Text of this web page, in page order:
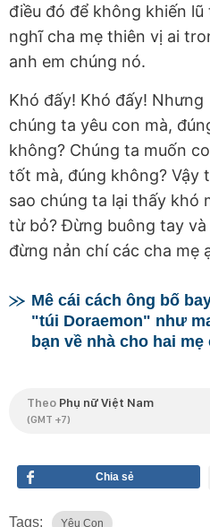
điều đó để không khiến lũ
nghĩ cha mẹ thiên vị ai
anh em chúng nó.
Khó đấy! Khó đấy! Nhưng
chúng ta yêu con mà,
không? Chúng ta muốn
tốt mà, đúng không? Vậy
sao chúng ta lại thấy khó
từ bỏ? Đừng buông tay và
đừng nản chí các cha mẹ
Mê cái cách ông bố
"túi Doraemon" như
bạn về nhà cho hai mẹ
Theo Phụ nữ Việt Nam
(GMT +7)
Chia sẻ
Tags: Yêu Con